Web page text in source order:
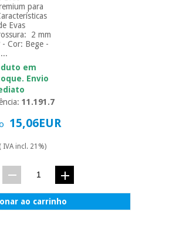
para
Evas
2 mm
Cor: Bege -
em
Envio
11.191.7
15,06EUR
( IVA incl. 21%)
ao carrinho